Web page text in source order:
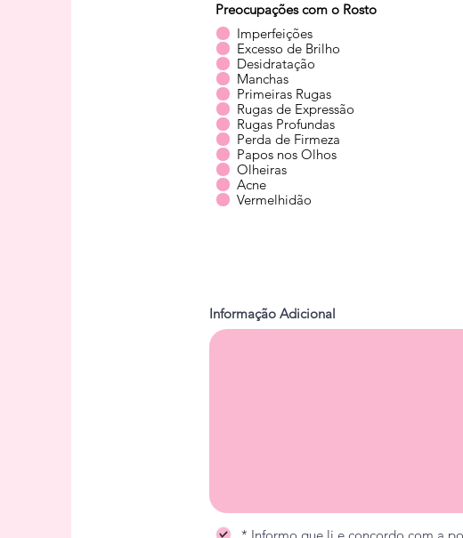
Preocupações com o Rosto
Imperfeições
Excesso de Brilho
Desidratação
Manchas
Primeiras Rugas
Rugas de Expressão
Rugas Profundas
Perda de Firmeza
Papos nos Olhos
Olheiras
Acne
Vermelhidão
Informação Adicional